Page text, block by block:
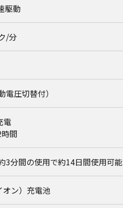
駆動
/分
電圧切替付）
電
間
3分間の使用で約14日間使用可能
ン）充電池